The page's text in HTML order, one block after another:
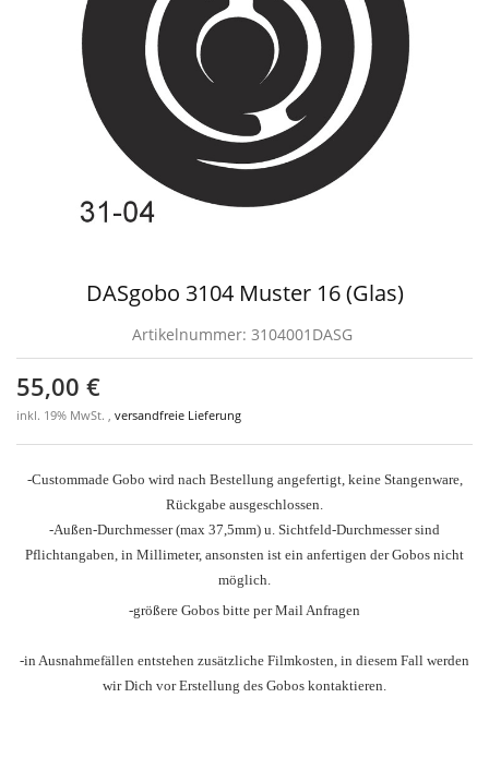
DASgobo 3104 Muster 16 (Glas)
Artikelnummer: 3104001DASG
55,00 €
inkl. 19% MwSt. , versandfreie Lieferung
-Custommade Gobo wird nach Bestellung angefertigt, keine Stangenware,
Rückgabe ausgeschlossen.
-Außen-Durchmesser(max 37,5mm) u. Sichtfeld-Durchmesser sind
Pflichtangaben, in Millimeter, ansonsten ist ein anfertigen der Gobos nicht
möglich.
-größere Gobos bitte per Mail Anfragen
-in Ausnahmefällen entstehen zusätzliche Filmkosten, in diesem Fall werden
wir Dich vor Erstellung des Gobos kontaktieren.